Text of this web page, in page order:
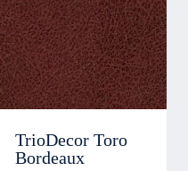
TrioDecor Toro
Bordeaux